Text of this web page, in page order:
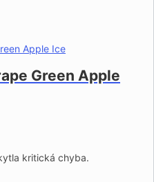
Green Apple
kritická chyba.